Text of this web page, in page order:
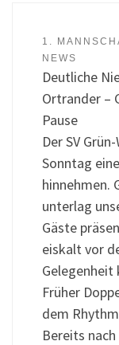
1.
NEWS
Deutliche
Ortrander –
Pause
Der SV
Sonntag
hinnehmen.
unterlag
Gäste
eiskalt vor
Gelegenheit
Früher
dem
Bereits